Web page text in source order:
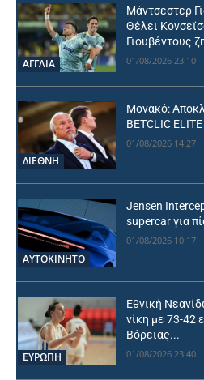
ΑΓΓΛΙΑ
Μάντσεστερ
Θέλει
Γιουβέντους
01/08/2026 23:10
ΔΙΕΘΝΗ
Μονακό:
BETCLIC
01/08/2026 14:27
ΑΥΤΟΚΙΝΗΤΟ
Jensen
supercar για
01/08/2026 10:17
ΕΥΡΩΠΗ
Εθνική
νίκη με 73-42
Βόρειας...
01/08/2026 23:40